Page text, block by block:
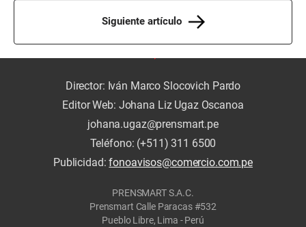
Siguiente artículo
Director: Iván Marco Slocovich Pardo
Editor Web: Johana Liz Ugaz Oscanoa
johana.ugaz@prensmart.pe
Teléfono: (+511) 311 6500
Publicidad:fonoavisos@comercio.com.pe
PRENSMART S.A.C.
Prensmart Calle Paracas #532
Pueblo Libre, Lima - Perú